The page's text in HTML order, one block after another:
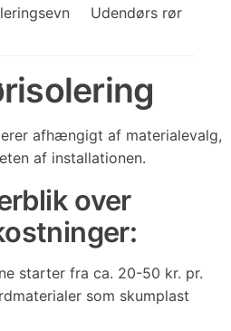
Udendørs rør
afhængigt af materialevalg,
af installationen.
over
starter fra ca. 20-50 kr. pr.
som skumplast